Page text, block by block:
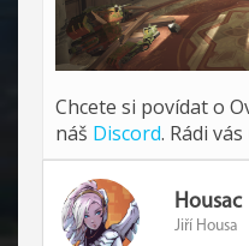
Chcete si povídat o
náš Discord. Rádi
Housac
Jiří Housa